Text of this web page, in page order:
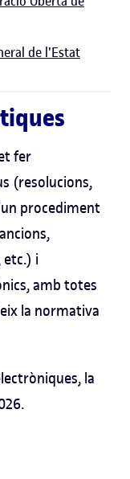
de l'Estat
fer
(resolucions,
procediment
etc.) i
amb totes
la normativa
la